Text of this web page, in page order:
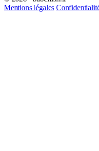
Mentions légales